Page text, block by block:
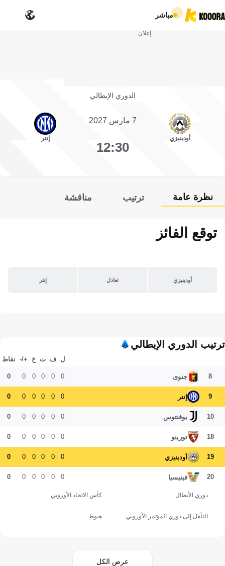
مباشر
إعلان
الدوري الإيطالي
أودينيزي
7 مارس 2027
12:30
إنتر
نظرة عامة ترتيب مناقشة
توقع الفائز
أودينيزي تعادل إنتر
ترتيب الدوري الإيطالي
ل ف ت خ +/- نقاط
8 جنوى 0
0
0
0
0
0
9 إنتر 0
0
0
0
0
0
10 يوفنتوس 0
0
0
0
0
0
18 تورينو 0
0
0
0
0
0
19 أودينيزي 0
0
0
0
0
0
20 فينيسيا 0
0
0
0
0
0
دوري الأبطال كأس الاتحاد الأوروبي
التأهل إلى دوري المؤتمر الأوروبي هبوط
عرض الكل